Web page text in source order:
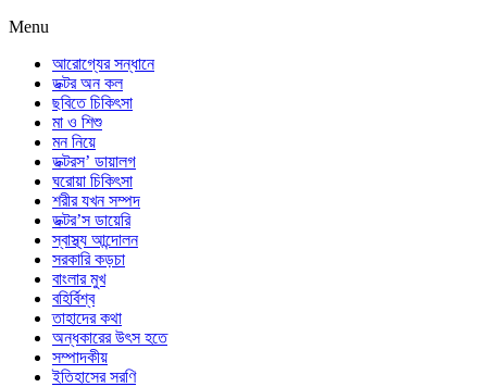
Menu
আরোগ্যের সন্ধানে
ডক্টর অন কল
ছবিতে চিকিৎসা
মা ও শিশু
মন নিয়ে
ডক্টরস’ ডায়ালগ
ঘরোয়া চিকিৎসা
শরীর যখন সম্পদ
ডক্টর’স ডায়েরি
স্বাস্থ্য আন্দোলন
সরকারি কড়চা
বাংলার মুখ
বহির্বিশ্ব
তাহাদের কথা
অন্ধকারের উৎস হতে
সম্পাদকীয়
ইতিহাসের সরণি